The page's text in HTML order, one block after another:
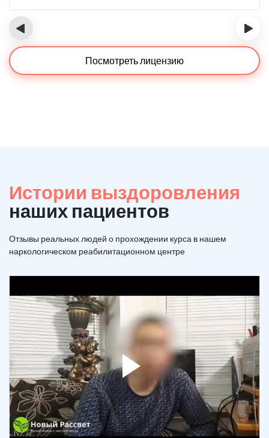
‹ ›
Посмотреть лицензию
Истории выздоровления
наших пациентов
Отзывы реальных людей о прохождении курса в нашем
наркологическом реабилитационном центре